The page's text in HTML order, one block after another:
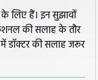
लिए हैं। इन सुझावों
की सलाह के तौर
में डॉक्टर की सलाह जरूर